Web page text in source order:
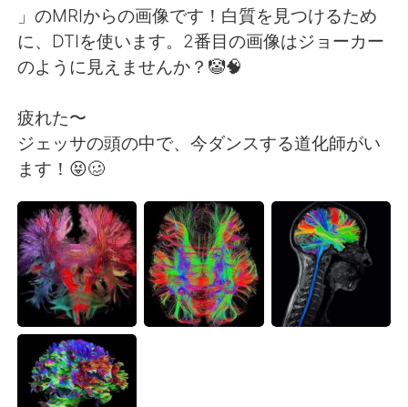
English 简体中文
العربية Français
한국어 Русский
ไทย Indonesia
Italiano Tiếng Việt
Português
」のMRIからの画像です！白質を見つけるため
に、DTIを使います。2番目の画像はジョーカー
のように見えませんか？🤡🧠
疲れた〜
ジェッサの頭の中で、今ダンスする道化師がい
ます！😝🥴